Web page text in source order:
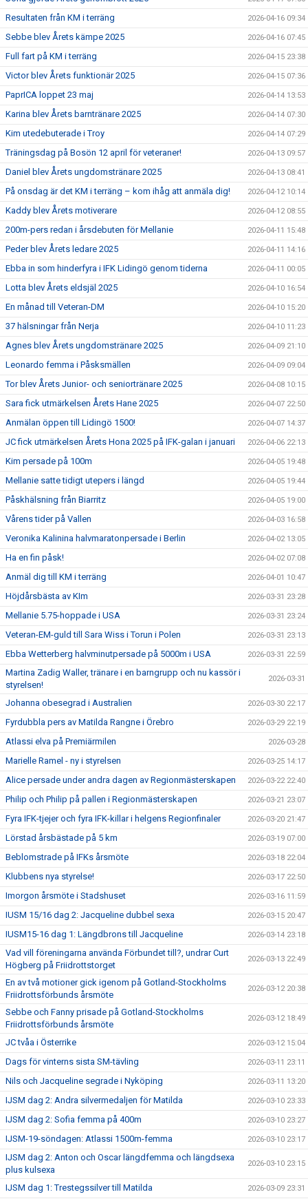
Resultaten från KM i terräng 2026-04-16 09:34
Sebbe blev Årets kämpe 2025 2026-04-16 07:45
Full fart på KM i terräng 2026-04-15 23:38
Victor blev Årets funktionär 2025 2026-04-15 07:36
PaprICA loppet 23 maj 2026-04-14 13:53
Karina blev Årets barntränare 2025 2026-04-14 07:30
Kim utedebuterade i Troy 2026-04-14 07:29
Träningsdag på Bosön 12 april för veteraner! 2026-04-13 09:57
Daniel blev Årets ungdomstränare 2025 2026-04-13 08:41
På onsdag är det KM i terräng – kom ihåg att anmäla dig! 2026-04-12 10:14
Kaddy blev Årets motiverare 2026-04-12 08:55
200m-pers redan i årsdebuten för Mellanie 2026-04-11 15:48
Peder blev Årets ledare 2025 2026-04-11 14:16
Ebba in som hinderfyra i IFK Lidingö genom tiderna 2026-04-11 00:05
Lotta blev Årets eldsjäl 2025 2026-04-10 16:54
En månad till Veteran-DM 2026-04-10 15:20
37 hälsningar från Nerja 2026-04-10 11:23
Agnes blev Årets ungdomstränare 2025 2026-04-09 21:10
Leonardo femma i Påsksmällen 2026-04-09 09:04
Tor blev Årets Junior- och seniortränare 2025 2026-04-08 10:15
Sara fick utmärkelsen Årets Hane 2025 2026-04-07 22:50
Anmälan öppen till Lidingö 1500! 2026-04-07 14:37
JC fick utmärkelsen Årets Hona 2025 på IFK-galan i januari 2026-04-06 22:13
Kim persade på 100m 2026-04-05 19:48
Mellanie satte tidigt utepers i längd 2026-04-05 19:44
Påskhälsning från Biarritz 2026-04-05 19:00
Vårens tider på Vallen 2026-04-03 16:58
Veronika Kalinina halvmaratonpersade i Berlin 2026-04-02 13:05
Ha en fin påsk! 2026-04-02 07:08
Anmäl dig till KM i terräng 2026-04-01 10:47
Höjdårsbästa av KIm 2026-03-31 23:28
Mellanie 5.75-hoppade i USA 2026-03-31 23:24
Veteran-EM-guld till Sara Wiss i Torun i Polen 2026-03-31 23:13
Ebba Wetterberg halvminutpersade på 5000m i USA 2026-03-31 22:59
Martina Zadig Waller, tränare i en barngrupp och nu kassör i
styrelsen!
2026-03-31
Johanna obesegrad i Australien 2026-03-30 22:17
Fyrdubbla pers av Matilda Rangne i Örebro 2026-03-29 22:19
Atlassi elva på Premiärmilen 2026-03-28
Marielle Ramel - ny i styrelsen 2026-03-25 14:17
Alice persade under andra dagen av Regionmästerskapen 2026-03-22 22:40
Philip och Philip på pallen i Regionmästerskapen 2026-03-21 23:07
Fyra IFK-tjejer och fyra IFK-killar i helgens Regionfinaler 2026-03-20 21:47
Lörstad årsbästade på 5 km 2026-03-19 07:00
Beblomstrade på IFKs årsmöte 2026-03-18 22:04
Klubbens nya styrelse! 2026-03-17 22:50
Imorgon årsmöte i Stadshuset 2026-03-16 11:59
IUSM 15/16 dag 2: Jacqueline dubbel sexa 2026-03-15 20:47
IUSM15-16 dag 1: Längdbrons till Jacqueline 2026-03-14 23:18
Vad vill föreningarna använda Förbundet till?, undrar Curt
Högberg på Friidrottstorget
2026-03-13 22:49
En av två motioner gick igenom på Gotland-Stockholms
Friidrottsförbunds årsmöte
2026-03-12 20:38
Sebbe och Fanny prisade på Gotland-Stockholms
Friidrottsförbunds årsmöte
2026-03-12 18:49
JC tvåa i Österrike 2026-03-12 15:04
Dags för vinterns sista SM-tävling 2026-03-11 23:11
Nils och Jacqueline segrade i Nyköping 2026-03-11 13:20
IJSM dag 2: Andra silvermedaljen för Matilda 2026-03-10 23:33
IJSM dag 2: Sofia femma på 400m 2026-03-10 23:27
IJSM-19-söndagen: Atlassi 1500m-femma 2026-03-10 23:17
IJSM dag 2: Anton och Oscar längdfemma och längdsexa
plus kulsexa
2026-03-10 23:15
IJSM dag 1: Trestegssilver till Matilda 2026-03-09 23:31